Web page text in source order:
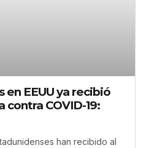
EEUU ya recibió
contra COVID-19:
han recibido al